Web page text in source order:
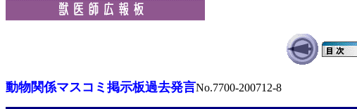
動物関係マスコミ掲示板過去発言No.7700-200712-8